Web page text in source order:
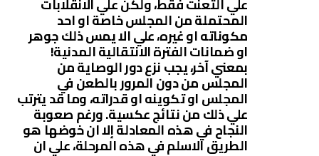
المحتملة من المجلس خاصة او احد
مكوناته او غيره، علي الا يمس ذلك جوهر
او ضمانات الفترة الانتقالية المدنية!
بمعني آخر، يجب نزع دور الوصاية من
المجلس من دون المرور بالطعن في
المجلس او تكوينه او قدراته، وما قد يترتب
علي ذلك من نتائج عكسية. ورغم صعوبة
النجاح في هذه المعادلة إلا ان خوضها هو
الطريق الاسلم في هذه المرحلة، علي ان